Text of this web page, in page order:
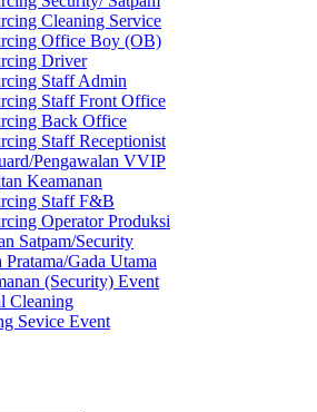
Cleaning Service
Office Boy (OB)
Driver
Staff Admin
Staff Front Office
Back Office
Staff Receptionist
Pengawalan VVIP
Keamanan
Staff F&B
Operator Produksi
Satpam/Security
Gada Utama
(Security) Event
Cleaning
Sevice Event